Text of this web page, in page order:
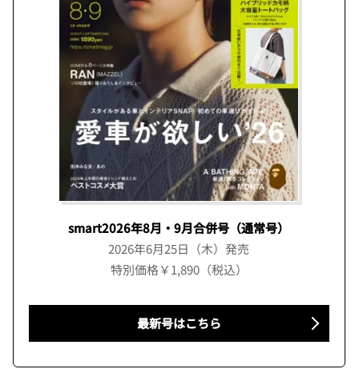
smart2026年8月・9月合併号（通常号）
2026年6月25日（木）発売
特別価格￥1,890（税込）
最新号はこちら